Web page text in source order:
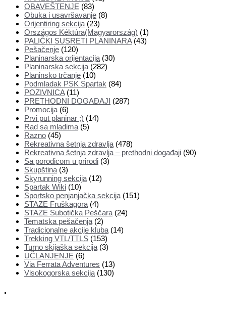
OBAVEŠTENJE (83)
Obuka i usavršavanje (8)
Orijentiring sekcija (23)
Országos Kéktúra(Magyarország) (1)
PALIČKI SUSRETI PLANINARA(43)
Pešačenje (120)
Planinarska orijentacija (30)
Planinarska sekcija (282)
Planinsko trčanje (10)
Podmladak PSK Spartak (84)
POZIVNICA(11)
PRETHODNI DOGAĐAJI (287)
Promocija (6)
Prvi put planinar ;) (14)
Rad sa mladima (5)
Razno (45)
Rekreativna šetnja zdravlja (478)
Rekreativna šetnja zdravlja – prethodni događaji (90)
Sa porodicom u prirodi (3)
Skupština (3)
Skyrunning sekcija (12)
Spartak Wiki (10)
Sportsko penjanjačka sekcija (151)
STAZE Fruškagora (4)
STAZE Subotička Peščara (24)
Tematska pešačenja (2)
Tradicionalne akcije kluba (14)
Trekking VTL/TTLS (153)
Turno skijaška sekcija (3)
UČLANJENJE (6)
Via Ferrata Adventures (13)
Visokogorska sekcija (130)
.